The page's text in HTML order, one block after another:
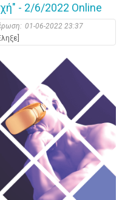
- 2/6/2022 Online
01-06-2022 23:37